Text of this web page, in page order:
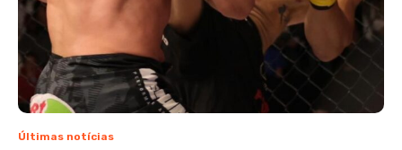
Últimas notícias